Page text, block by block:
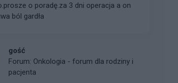
o poradę.za 3 dni operacja a on
ból gardła
gość
Forum: Onkologia - forum dla rodziny i
pacjenta